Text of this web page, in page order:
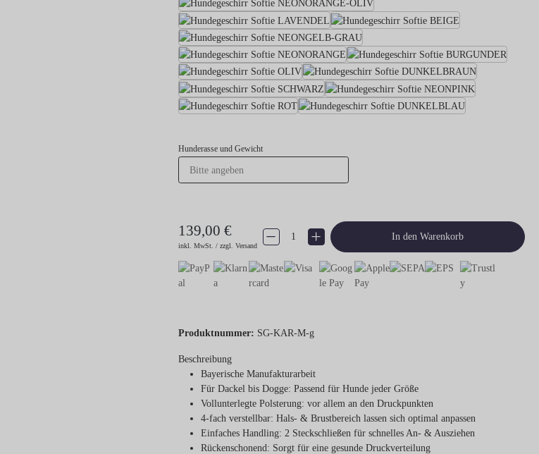
Hundegeschirr Softie LAVENDELHundegeschirr
Hundegeschirr Softie NEONGELB-GRAU
Hundegeschirr Softie NEONORANGE
Hundegeschirr Softie OLIV
Hundegeschirr Softie SCHWARZ
Hundegeschirr
Hundegeschirr Softie ROT
Hundegeschirr
Hunderasse und Gewicht
139,00 €
inkl. MwSt. / zzgl. Versand
Produkt Anzahl: Gib den gewünschten Wert ein oder benutze die Schaltflächen
In den Warenkorb
Produktnummer: SG-KAR-M-g
Beschreibung
BayerischeManufakturarbeit
Für Dackel bis Dogge: Passend für Hunde jeder Größe
Vollunterlegte Polsterung: vor allem an den Druckpunkten
4-fach verstellbar: Hals- & Brustbereich lassen sich optimal anpassen
Einfaches Handling: 2 Steckschließen für schnelles An- & Ausziehen
Rückenschonend : Sorgt für eine gesunde Druckverteilung